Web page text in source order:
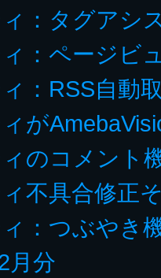
：タグアシ
：ページビ
：RSS自動
が
のコメント
不具合修正
：つぶやき
月分